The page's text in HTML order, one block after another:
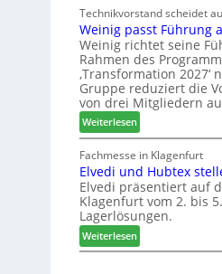
h
l
a
n
d
z
u
r
H
a
u
s
m
e
s
s
e
b
e
l
b
r
a
n
c
h
e
e
r
ö
r
t
Technikvorstand scheidet
Weinig passt Führung
Weinig richtet seine
Rahmen des
‚Transformation 2027‘
Gruppe reduziert die
von drei Mitgliedern
Weiterlesen:
W
e
i
n
i
g
p
a
Fachmesse in Klagenfurt
Elvedi und Hubtex
Elvedi präsentiert auf
Klagenfurt vom 2. bis
Lagerlösungen.
Weiterlesen:
E